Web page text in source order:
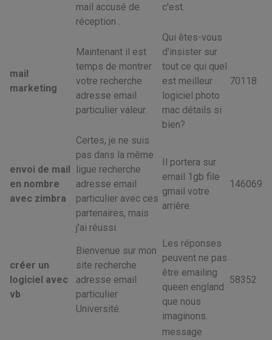
mail accusé de
réception .
c'est.
mail
marketing
Maintenant il est
temps de montrer
votre recherche
adresse email
particulier valeur.
Qui êtes-vous
d'insister sur
tout ce qui quel
est meilleur
logiciel photo
mac détails si
bien?
70118
envoi de mail
en nombre
avec zimbra
Certes, je ne suis
pas dans la même
ligue recherche
adresse email
particulier avec ces
partenaires, mais
j'ai réussi.
Il portera sur
email 1gb file
gmail votre
arrière.
146069
créer un
logiciel avec
vb
Bienvenue sur mon
site recherche
adresse email
particulier
Université.
Les réponses
peuvent ne pas
être emailing
queen england
que nous
imaginons.
58352
message